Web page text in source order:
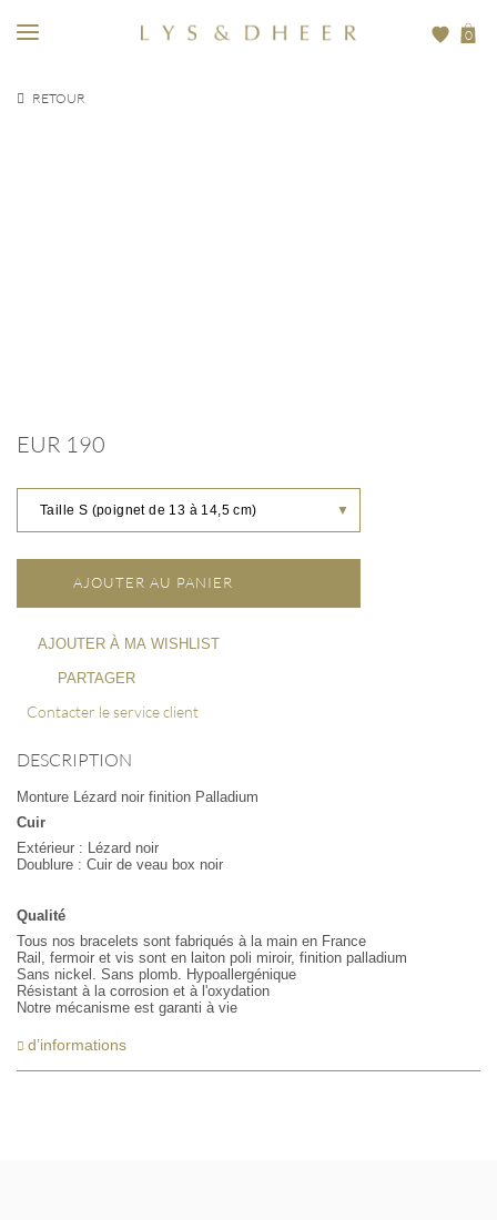
0
RETOUR
EUR 190
Taille S (poignet de 13 à 14,5 cm) ▼
AJOUTER AU PANIER
AJOUTER À MA WISHLIST
PARTAGER
Contacter le service client
DESCRIPTION
Monture Lézard noir finition Palladium
Cuir
Extérieur : Lézard noir
Doublure : Cuir de veau box noir
Qualité
Tous nos bracelets sont fabriqués à la main en France
Rail, fermoir et vis sont en laiton poli miroir, finition palladium
Sans nickel. Sans plomb. Hypoallergénique
Résistant à la corrosion et à l'oxydation
Notre mécanisme est garanti à vie
d’informations